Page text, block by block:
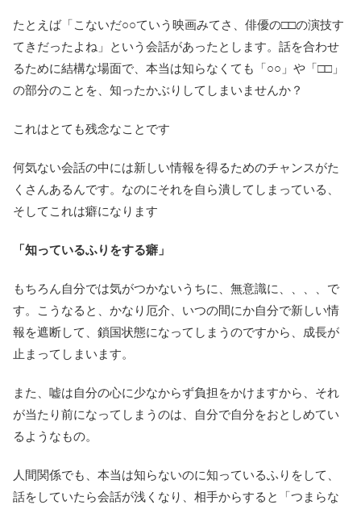
たとえば「こないだ○○ていう映画みてさ、俳優の□□の演技す
てきだったよね」という会話があったとします。話を合わせ
るために結構な場面で、本当は知らなくても「○○」や「□□」
の部分のことを、知ったかぶりしてしまいませんか？
これはとても残念なことです
何気ない会話の中には新しい情報を得るためのチャンスがた
くさんあるんです。なのにそれを自ら潰してしまっている、
そしてこれは癖になります
「知っているふりをする癖」
もちろん自分では気がつかないうちに、無意識に、、、、で
す。こうなると、かなり厄介、いつの間にか自分で新しい情
報を遮断して、鎖国状態になってしまうのですから、成長が
止まってしまいます。
また、嘘は自分の心に少なからず負担をかけますから、それ
が当たり前になってしまうのは、自分で自分をおとしめてい
るようなもの。
人間関係でも、本当は知らないのに知っているふりをして、
話をしていたら会話が浅くなり、相手からすると「つまらな